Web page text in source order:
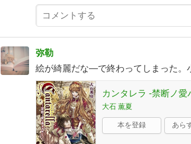
弥勒
絵が綺麗だな―で終わってしまった。
カンタレラ -禁断ノ
大石 薫夏
本を登録 あら